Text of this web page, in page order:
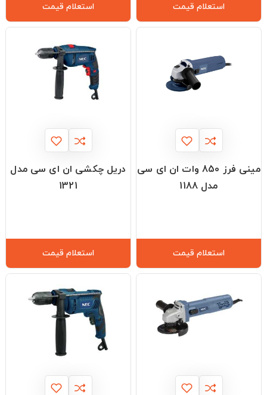
استعلام قیمت استعلام قیمت
مینی فرز 850 وات ان ای سی
مدل 1188
استعلام قیمت
دریل چکشی ان ای سی مدل
1321
استعلام قیمت